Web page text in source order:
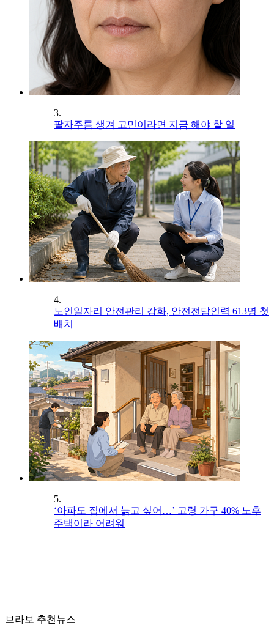
3.
팔자주름 생겨 고민이라면 지금 해야 할 일
4.
노인일자리 안전관리 강화, 안전전담인력 613명 첫
배치
5.
‘아파도 집에서 늙고 싶어…’ 고령 가구 40% 노후
주택이라 어려워
브라보 추천뉴스